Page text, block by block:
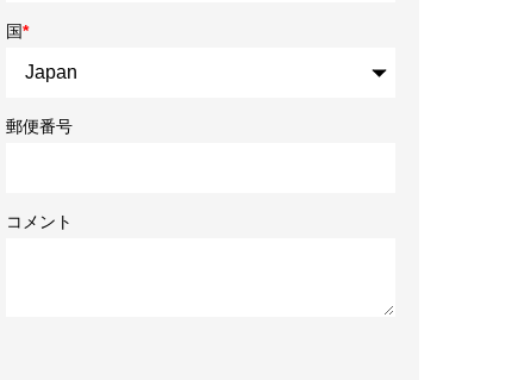
国*
郵便番号
コメント